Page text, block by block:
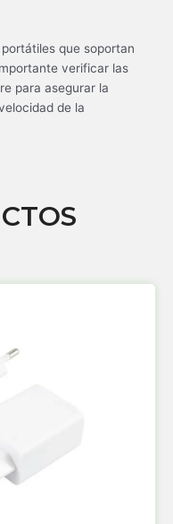
que soportan
verificar las
para asegurar la
de la